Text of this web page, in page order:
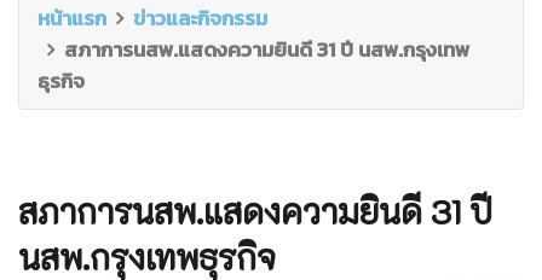
หน้าแรก
ข่าวและกิจกรรม
สภาการนสพ.แสดงความยินดี 31 ปี นสพ.กรุงเทพ
ธุรกิจ
สภาการนสพ.แสดงความยินดี 31 ปี
นสพ.กรุงเทพธุรกิจ